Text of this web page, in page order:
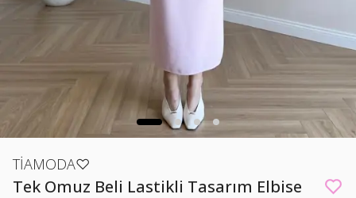
TİAMODA♡
Tek Omuz Beli Lastikli Tasarım Elbise